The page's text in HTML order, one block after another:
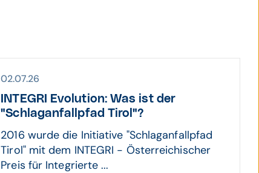
02.07.26
INTEGRI Evolution: Was ist der
"Schlaganfallpfad Tirol"?
2016 wurde die Initiative "Schlaganfallpfad
Tirol" mit dem INTEGRI - Österreichischer
Preis für Integrierte ...